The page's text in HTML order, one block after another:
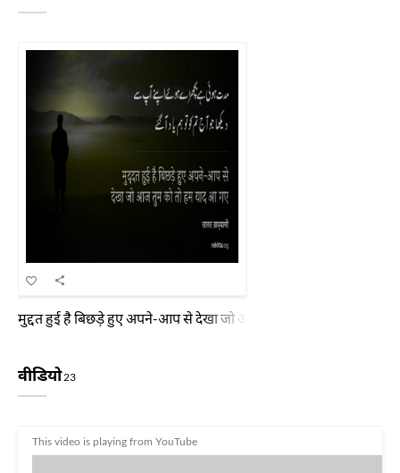
मुद्दत हुई है बिछड़े हुए अपने-आप से देखा जो आज तुम को तो हम याद आ गए
वीडियो23
This video is playing from YouTube